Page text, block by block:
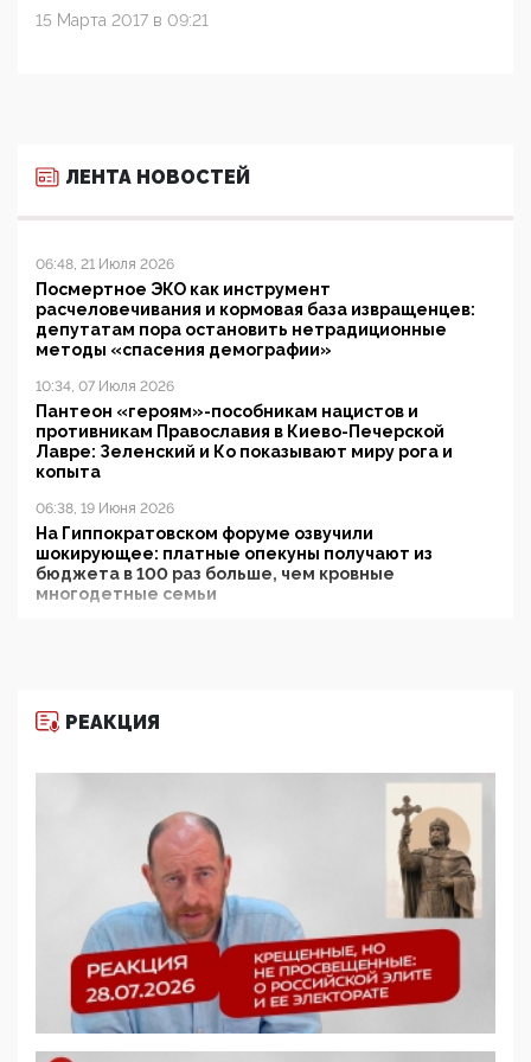
15 Марта 2017 в 09:21
ЛЕНТА НОВОСТЕЙ
06:48, 21 Июля 2026
Посмертное ЭКО как инструмент
расчеловечивания и кормовая база извращенцев:
депутатам пора остановить нетрадиционные
методы «спасения демографии»
10:34, 07 Июля 2026
Пантеон «героям»-пособникам нацистов и
противникам Православия в Киево-Печерской
Лавре: Зеленский и Ко показывают миру рога и
копыта
06:38, 19 Июня 2026
На Гиппократовском форуме озвучили
шокирующее: платные опекуны получают из
бюджета в 100 раз больше, чем кровные
многодетные семьи
11:53, 09 Июня 2026
деятельность ИИТО ЮНЕСКО в России, но
цифроглобалисты продолжают определять
повестку в образовании
09:43, 01 Июня 2026
5G за счет здоровья граждан: Минцифры намерено
отобрать у регионов и муниципалитетов право
защищать жилые дома и социальные объекты от
05:58, 26 Мая 2026
Роскомнадзор освободили от борца с
деструктивным и опасным контентом
07:39, 25 Мая 2026
РЕАКЦИЯ